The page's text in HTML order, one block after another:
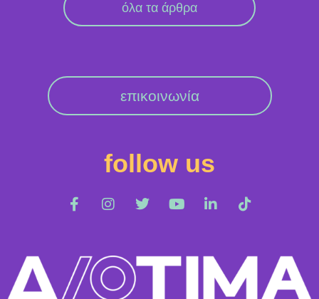
όλα τα άρθρα
επικοινωνία
follow us